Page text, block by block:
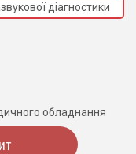
діагностики
обладнання